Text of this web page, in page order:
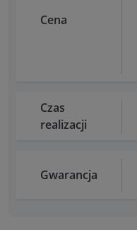
Cena
Czas
realizacji
Gwarancja